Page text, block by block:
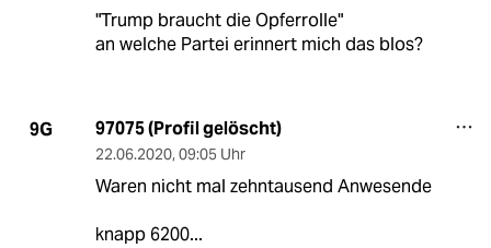
"Trump braucht die Opferrolle"
an welche Partei erinnert mich das blos?
9G 97075 (Profil gelöscht)
22.06.2020, 09:05 Uhr
Waren nicht mal zehntausend Anwesende
knapp 6200...